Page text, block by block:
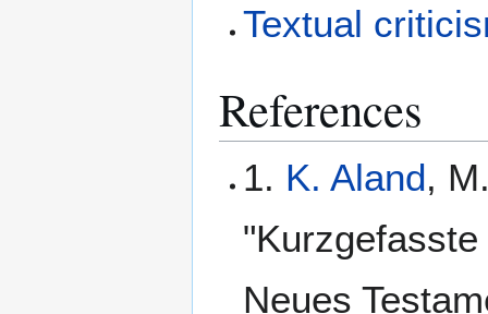
Textual
References
1. K. Aland,
Neues